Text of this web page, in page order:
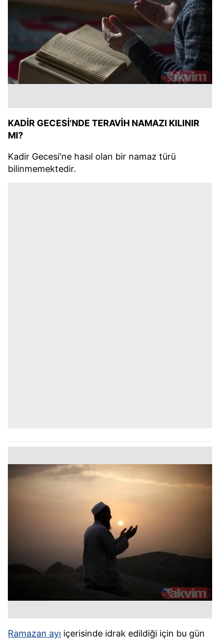
KADİR GECESİ'NDE TERAVİH NAMAZI KILINIR
MI?
Kadir Gecesi'ne hasıl olan bir namaz türü
bilinmemektedir.
Ramazan ayı içerisinde idrak edildiği için bu gün